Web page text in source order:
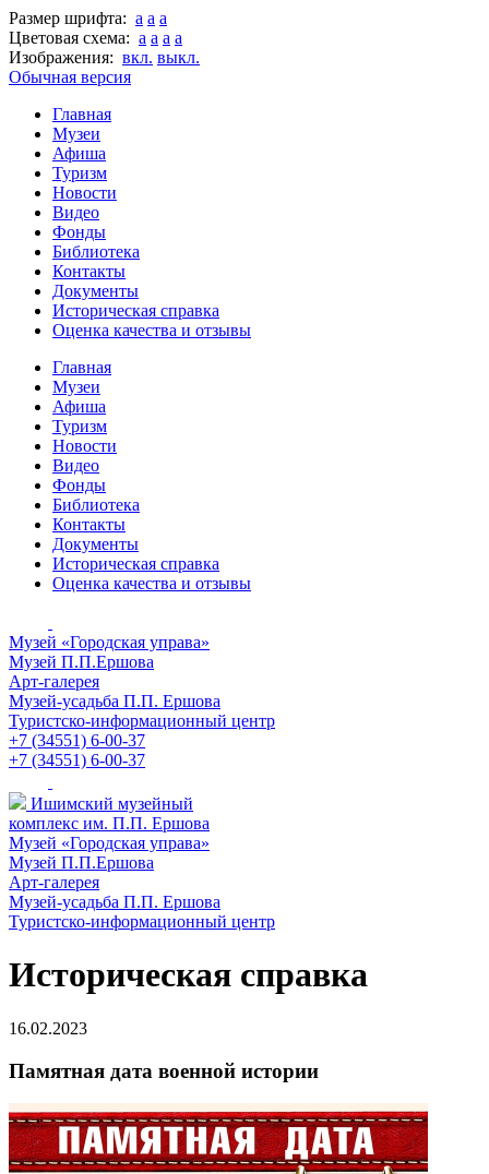
Размер шрифта: a a a
Цветовая схема: a a a a
Изображения: вкл. выкл.
Обычная версия
Главная
Музеи
Афиша
Туризм
Новости
Видео
Фонды
Библиотека
Контакты
Документы
Историческая справка
Оценка качества и отзывы
Главная
Музеи
Афиша
Туризм
Новости
Видео
Фонды
Библиотека
Контакты
Документы
Историческая справка
Оценка качества и отзывы
Музей «Городская управа»
Музей П.П.Ершова
Арт-галерея
Музей-усадьба П.П. Ершова
Туристско-информационный центр
+7 (34551) 6-00-37
+7 (34551) 6-00-37
Ишимский музейный
комплекс им. П.П. Ершова
Музей «Городская управа»
Музей П.П.Ершова
Арт-галерея
Музей-усадьба П.П. Ершова
Туристско-информационный центр
Историческая справка
16.02.2023
Памятная дата военной истории